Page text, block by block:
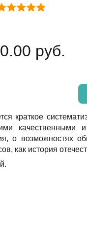
руб.
краткое
качественными и
о возможностях
как история